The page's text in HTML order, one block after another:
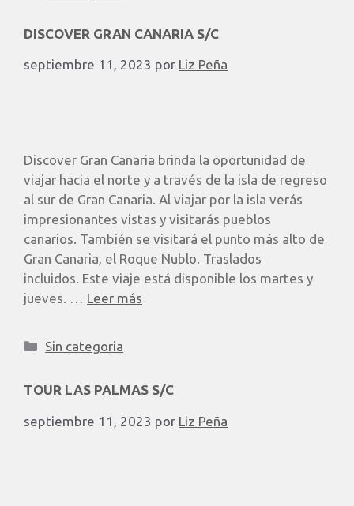
DISCOVER GRAN CANARIA S/C
septiembre 11, 2023 por Liz Peña
Discover Gran Canaria brinda la oportunidad de
viajar hacia el norte y a través de la isla de regreso
al sur de Gran Canaria. Al viajar por la isla verás
impresionantes vistas y visitarás pueblos
canarios. También se visitará el punto más alto de
Gran Canaria, el Roque Nublo. Traslados
incluidos. Este viaje está disponible los martes y
jueves. … Leer más
Sin categoria
TOUR LAS PALMAS S/C
septiembre 11, 2023 por Liz Peña